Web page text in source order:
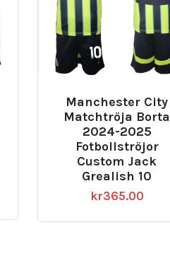
Manchester City
Matchtröja Borta
2024-2025
Fotbollströjor
Custom Jack
Grealish 10
kr365.00